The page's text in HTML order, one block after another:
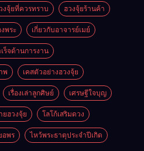
งจุ้ยที่ควรทราบ ฮวงจุ้ยร้านค้า
พระ เกี่ยวกับอาจารย์เมย์
ร็จด้านการงาน
พ เคสตัวอย่างฮวงจุ้ย
เรื่องเล่าลูกศิษย์ เศรษฐีใจบุญ
ยฮวงจุ้ย โลโก้เสริมดวง
อพร ไหว้พระธาตุประจําปีเกิด